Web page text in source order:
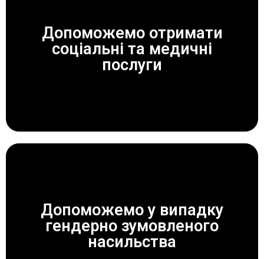
Допоможемо отримати
соціальні та медичні
послуги
ЗАВЖДИ ДОПОМОЖЕМО!
Допоможемо у випадку
гендерно зумовленого
насильства
ЗАВЖДИ ДОПОМОЖЕМО!